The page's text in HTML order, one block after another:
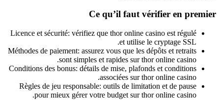
Ce qu’il faut vérifier en premier
Licence et sécurité: vérifiez que thor online casino est régulé
et utilise le cryptage SSL.
Méthodes de paiement: assurez vous que les dépôts et retraits
sont simples et rapides sur thor online casino.
Conditions des bonus: détails de mise, plafonds et conditions
associées sur thor online casino.
Règles de jeu responsable: outils de limitation et de pause
pour mieux gérer votre budget sur thor online casino.